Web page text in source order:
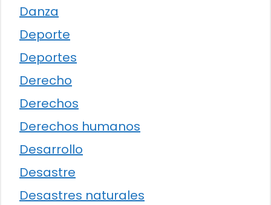
Danza
Deporte
Deportes
Derecho
Derechos
Derechos humanos
Desarrollo
Desastre
Desastres naturales